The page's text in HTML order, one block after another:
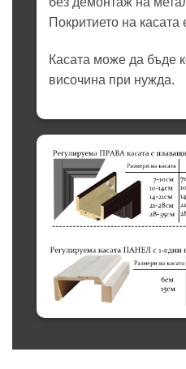
Покритието на касата
Касата може да бъде
височина при нужда.